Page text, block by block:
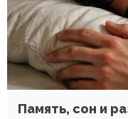
Память, сон и